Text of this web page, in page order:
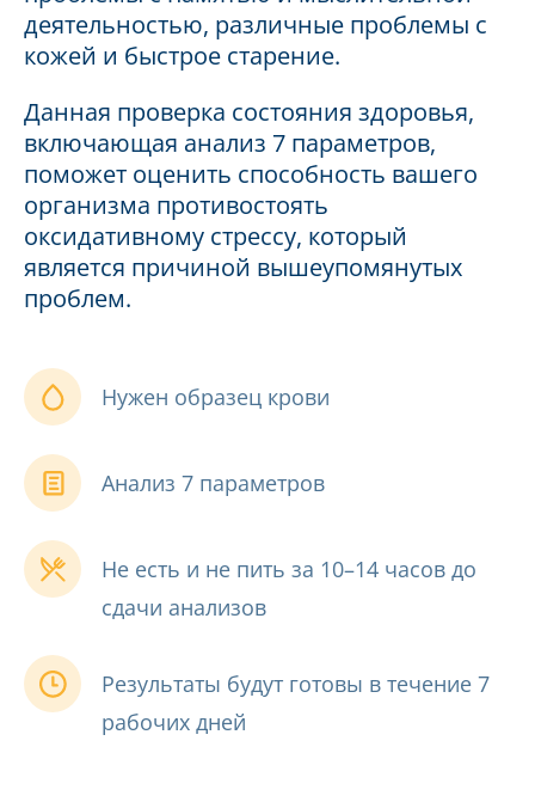
деятельностью, различные проблемы с
кожей и быстрое старение.
Данная проверка состояния здоровья,
включающая анализ 7 параметров,
поможет оценить способность вашего
организма противостоять
оксидативному стрессу, который
является причиной вышеупомянутых
проблем.
Нужен образец крови
Анализ 7 параметров
Не есть и не пить за 10–14 часов до
сдачи анализов
Результаты будут готовы в течение 7
рабочих дней